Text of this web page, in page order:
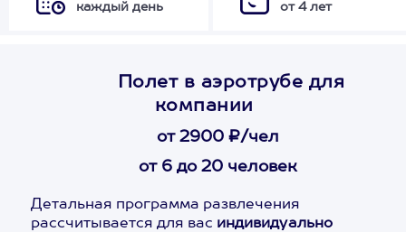
каждый день
от 4 лет
Полет в аэротрубе для
компании
от 2900 ₽/чел
от 6 до 20 человек
Детальная программа развлечения
рассчитывается для вас индивидуально